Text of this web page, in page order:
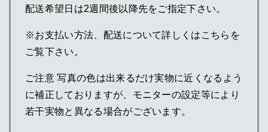
配送希望日は2週間後以降先をご指定下さい。
※お支払い方法、配送について詳しくはこちらを
ご覧下さい。
ご注意 写真の色は出来るだけ実物に近くなるよう
に補正しておりますが、モニターの設定等により
若干実物と異なる場合がございます。